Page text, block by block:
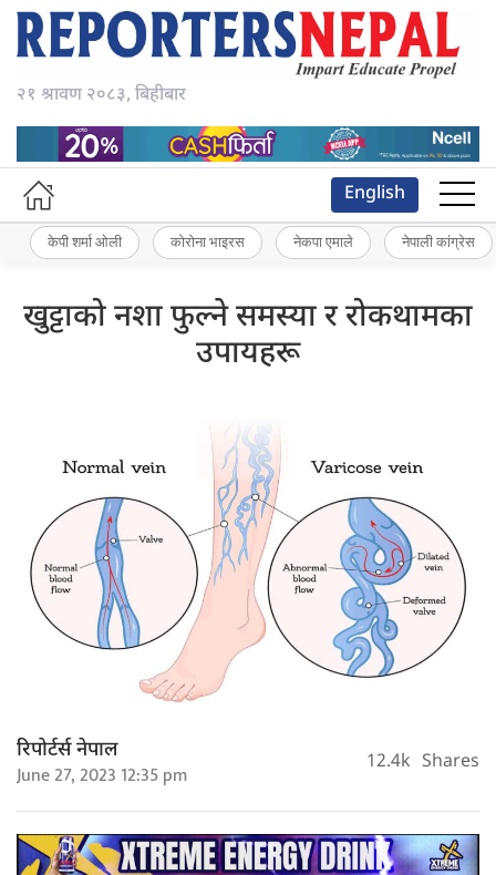
२१ श्रावण २०८३, बिहीबार
English
केपी शर्मा ओली कोरोना भाइरस नेकपा एमाले नेपाली कांग्रेस
खुट्टाको नशा फुल्ने समस्या र रोकथामका
उपायहरू
रिपोर्टर्स नेपाल
June 27, 2023 12:35 pm 12.4k Shares